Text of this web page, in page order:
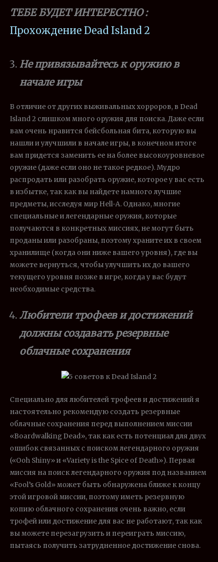
ТЕБЕ БУДЕТ ИНТЕРЕСТНО :
Прохождение Dead Island 2
Не привязывайтесь к оружию в
начале игры
В отличие от других выживальных хорроров, в Dead
Island 2 слишком много оружия для поиска. Даже если
вам очень нравится бейсбольная бита, которую вы
нашли и улучшили в начале игры, в конечном итоге
вам придется заменить ее на более высокоуровневое
оружие (даже если оно не такое редкое). Мудро
распродать или разобрать оружие, которое у вас есть
в избытке, так как вы найдете намного лучшие
предметы, исследуя мир Hell-A. Однако, многие
специальные и легендарные оружия, которые
получаются в конкретных миссиях, не могут быть
проданы или разобраны, поэтому храните их в своем
хранилище (когда они ниже вашего уровня), где вы
можете вернуться, чтобы улучшить их до вашего
текущего уровня позже в игре, когда у вас будут
необходимые средства.
Любители трофеев и достижений
должны создавать резервные
облачные сохранения
Специально для любителей трофеев и достижений я
настоятельно рекомендую создать резервные
облачные сохранения перед выполнением миссии
«Boardwalking Dead», так как есть потенциал для двух
ошибок связанных с поиском легендарного оружия
(«Ooh Shiny» и «Variety is the Spice of Death»). Первая
миссия на поиск легендарного оружия под названием
«Fool’s Gold» может быть обнаружена ближе к концу
этой игровой миссии, поэтому иметь резервную
копию облачного сохранения очень важно, если
трофей или достижение для вас не работают, так как
вы можете перезагрузить и переиграть миссию,
пытаясь получить затрудненное достижение снова.